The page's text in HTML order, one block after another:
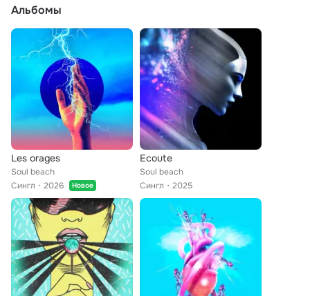
Альбомы
Les orages
Soul beach
Сингл
2026 Новое
Ecoute
Soul beach
Сингл
2025